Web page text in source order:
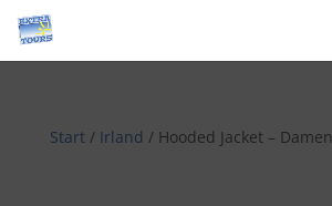
Start/ Irland / Hooded Jacket – Damen